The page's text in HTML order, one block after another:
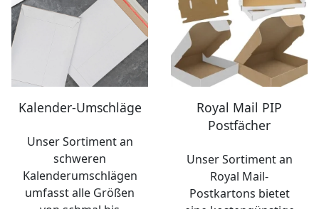
Kalender-Umschläge
Unser Sortiment an
schweren
Kalenderumschlägen
umfasst alle Größen
Royal Mail PIP
Postfächer
Unser Sortiment an
Royal Mail-
Postkartons bietet